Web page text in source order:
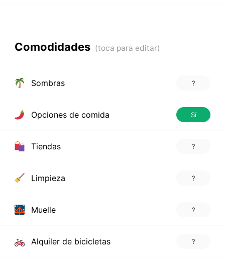
Comodidades
Sombras ?
Opciones de comida Sí
Tiendas ?
Limpieza ?
Muelle ?
Alquiler de bicicletas ?